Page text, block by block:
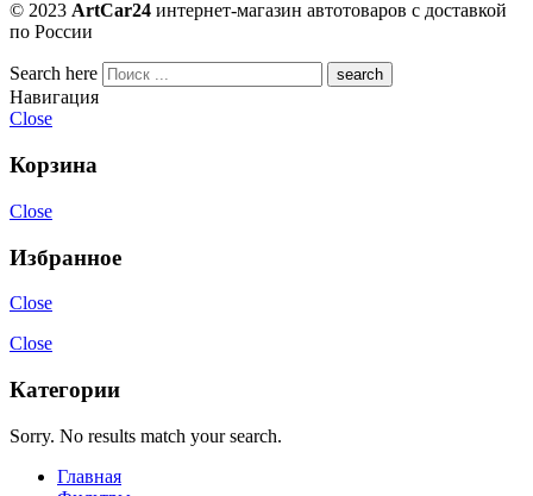
© 2023 ArtCar24 интернет-магазин автотоваров с доставкой
по России
Search here
Навигация
Close
Корзина
Close
Избранное
Close
Close
Категории
Sorry. No results match your search.
Главная